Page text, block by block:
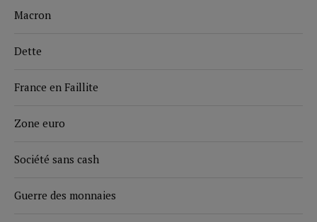
Macron
Dette
France en Faillite
Zone euro
Société sans cash
Guerre des monnaies